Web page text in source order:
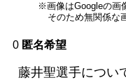
※画像はGoogleの画
そのため無関係な
0 匿名希望
藤井聖選手につい